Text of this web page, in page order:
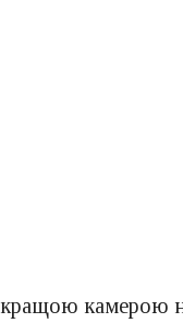
камерою